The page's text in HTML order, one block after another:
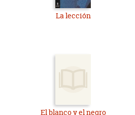
La lección
El blanco y el negro